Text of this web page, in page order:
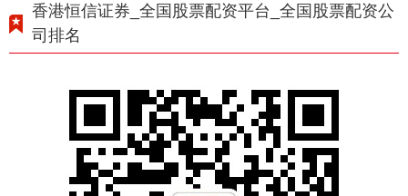
香港恒信证券_全国股票配资平台_全国股票配资公
司排名